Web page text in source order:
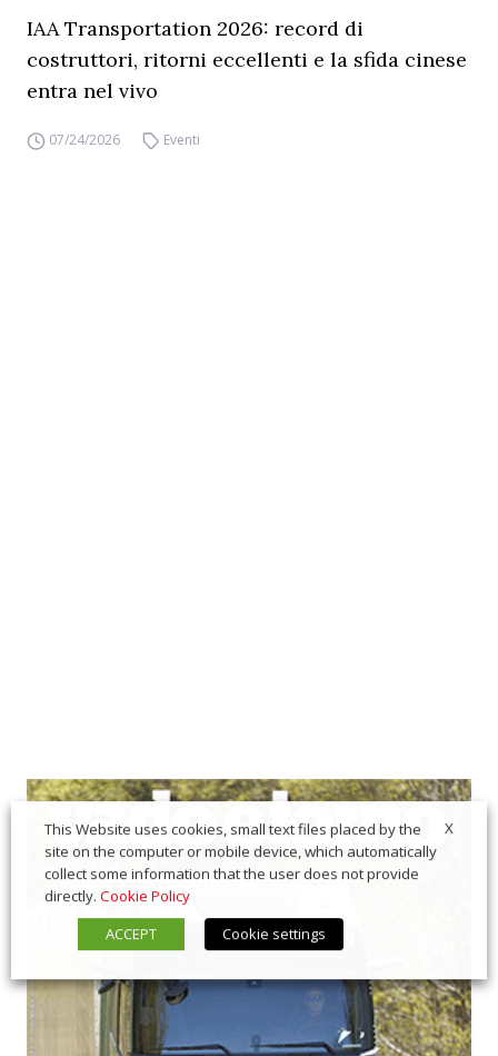
IAA Transportation 2026: record di
costruttori, ritorni eccellenti e la sfida cinese
entra nel vivo
07/24/2026 Eventi
X
This Website uses cookies, small text files placed by the
site on the computer or mobile device, which automatically
collect some information that the user does not provide
directly. Cookie Policy
ACCEPT
Cookie settings